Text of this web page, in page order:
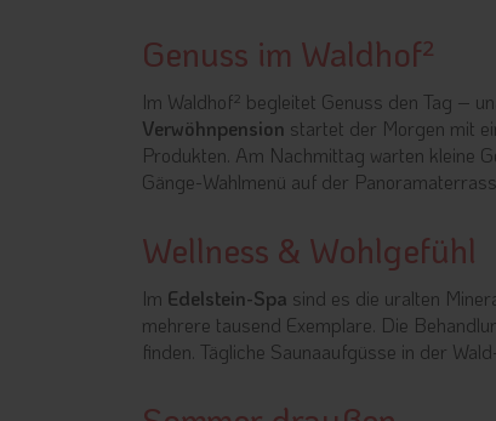
Genuss im Waldhof²
Im Waldhof² begleitet Genuss den Tag –
Verwöhnpension startet der Morgen mit
Produkten. Am Nachmittag warten kleine
Gänge-Wahlmenü auf der
Wellness & Wohlgefühl
Im Edelstein-Spa sind es die uralten
mehrere tausend Exemplare. Die
finden. Tägliche Saunaaufgüsse in der